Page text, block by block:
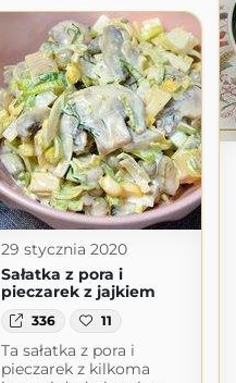
29 stycznia 2020
Sałatka z pora i
pieczarek z jajkiem
336 11
Ta sałatka z pora i
pieczarek z kilkoma